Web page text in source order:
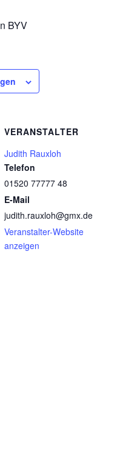
BYV
VERANSTALTER
Judith Rauxloh
Telefon
01520 77777 48
E-Mail
judith.rauxloh@gmx.de
Veranstalter-Website
anzeigen